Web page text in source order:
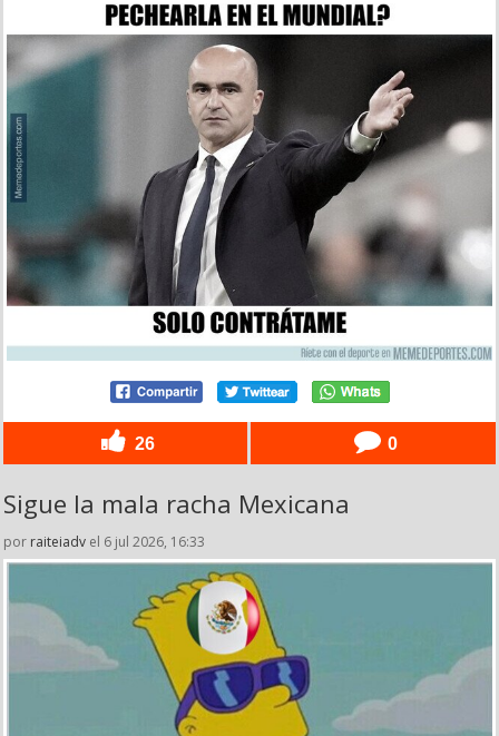
26 0
Sigue la mala racha Mexicana
por raiteiadv el 6 jul 2026, 16:33